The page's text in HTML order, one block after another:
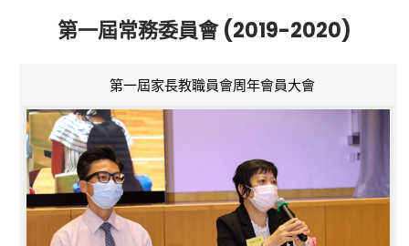
第一屆常務委員會 (2019-2020)
第一屆家長教職員會周年會員大會